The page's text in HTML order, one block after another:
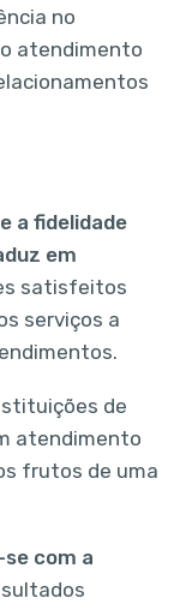
no
atendimento
a fidelidade
em
satisfeitos
serviços a
de
atendimento
frutos de uma
com a